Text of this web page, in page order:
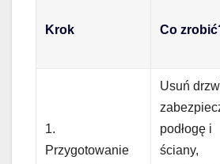
Krok Co
1.
Przygotowanie
Usuń
podłogę i
ściany,